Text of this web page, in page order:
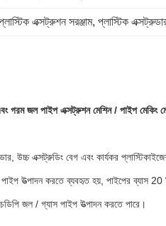
এক্সট্রুশন সরঞ্জাম, প্লাস্টিক
জল পাইপ এক্সট্রুশন মেশিন / পাইপ মেকিং
উচ্চ এক্সট্রুডিং বেগ এবং কার্যকর
উত্পাদন করতে ব্যবহৃত হয়, পাইপের ব্যাস 20
জল / গ্যাস পাইপ উত্পাদন করতে পারে।